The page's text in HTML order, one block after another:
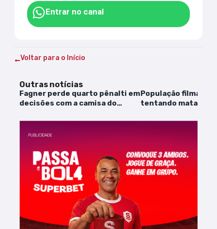
Entrar no canal
Voltar para o Início
Outras notícias
Fagner perde quarto pênalti em
decisões com a camisa do
População filma
tentando matar